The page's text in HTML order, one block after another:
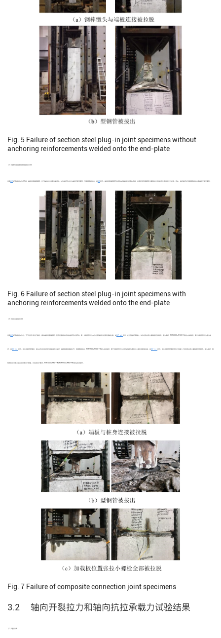
Fig. 5 Failure of section steel plug-in joint specimens without
anchoring reinforcements welded onto the end-plate
（2）端板有锚固筋型钢插接接头试件
选取表2 中4种规格试件各1根，端板设置锚固钢筋，进行轴向抗拉承载性能试验。试件破坏形式均为端板无明显变形，型钢钢管被拔出，如图6所示。端板设置锚固筋可以有效加强端板与桩身的连接，从而使得型钢钢管与灌浆料之间的咬合作用得到充分发挥，因此，最终破坏时型钢钢管被拔出而端板无明显变形。
Fig. 6 Failure of section steel plug-in joint specimens with
anchoring reinforcements welded onto the end-plate
（3）复合连接接头试件
选取表2 中4种规格试件上、下节桩各1根进行接桩，接头端板设置锚固筋。复合连接接头试件的破坏形式有3种。第一种破坏形式为试件上部端板与桩身连接被拉脱，如图7（a） 所示，在达到破坏荷载时，试件桩身出现大量裂缝但未破坏，接头完好，PSP600C+Ф120-FH发生此类破坏。第二种破坏形式为接头破
坏，如图7（b） 所示，在达到破坏荷载时，接头试件桩身出现大量裂缝但未破坏，端板四周焊缝被拉开，型钢管被拔出，PSP450C+Ф100-FH发生此类破坏。第三种破坏形式为上部加载板位置张拉小螺栓全部被拉脱，如图7（c） 所示，在达到破坏荷载时预应力混凝土方桩桩身出现大量裂缝但未破坏，接头完好，其
极限抗拉承载力超出桩身理论计算值，已达到设计要求。PSP300C+Ф60-FH和PSP450C+Ф80-FH均发生此类破坏。
Fig. 7 Failure of composite connection joint specimens
3.2 轴向开裂拉力和轴向抗拉承载力试验结果
（1）理论计算